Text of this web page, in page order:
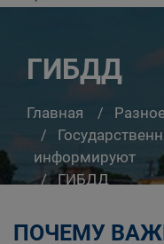
ГИБДД
Главная
информируют
ГИБДД
ПОЧЕМУ